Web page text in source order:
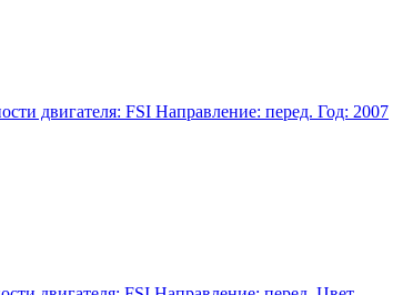
двигателя: FSI Направление: перед. Год: 2007